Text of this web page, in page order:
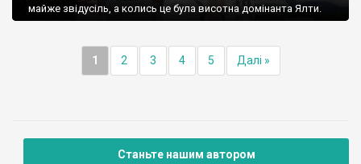
майже звідусіль, а колись це була висотна домінанта Ялти.
1 2 3 4 5 Далі »
Станьте нашим автором